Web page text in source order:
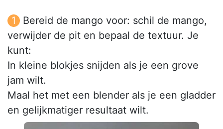
Bereid de mango voor: schil de mango,
verwijder de pit en bepaal de textuur. Je
kunt:
In kleine blokjes snijden als je een grove
jam wilt.
Maal het met een blender als je een gladder
en gelijkmatiger resultaat wilt.